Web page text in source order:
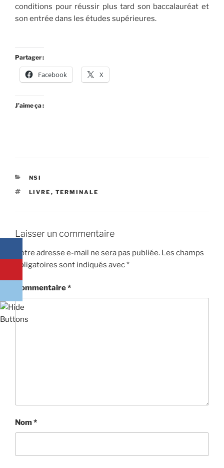
conditions pour réussir plus tard son baccalauréat et
son entrée dans les études supérieures.
Partager :
Facebook X
J’aime ça :
CATÉGORIES
NSI
ÉTIQUETTES
LIVRE , TERMINALE
Laisser un commentaire
Votre adresse e-mail ne sera pas publiée. Les champs
obligatoires sont indiqués avec*
Commentaire*
Nom*